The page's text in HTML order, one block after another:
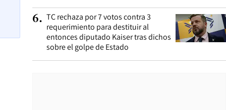
6. TC rechaza por 7 votos contra 3
requerimiento para destituir al
entonces diputado Kaiser tras dichos
sobre el golpe de Estado